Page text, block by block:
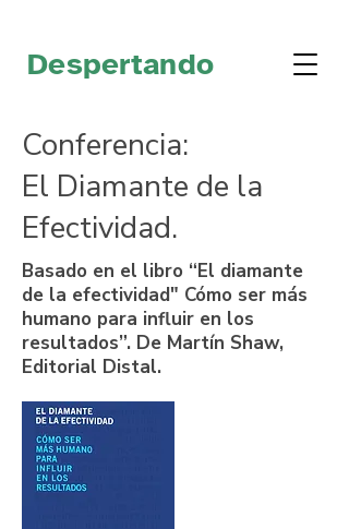
Despertando
Conferencia:
El Diamante de la
Efectividad.
Basado en el libro “El diamante
de la efectividad" Cómo ser más
humano para influir en los
resultados”. De Martín Shaw,
Editorial Distal.